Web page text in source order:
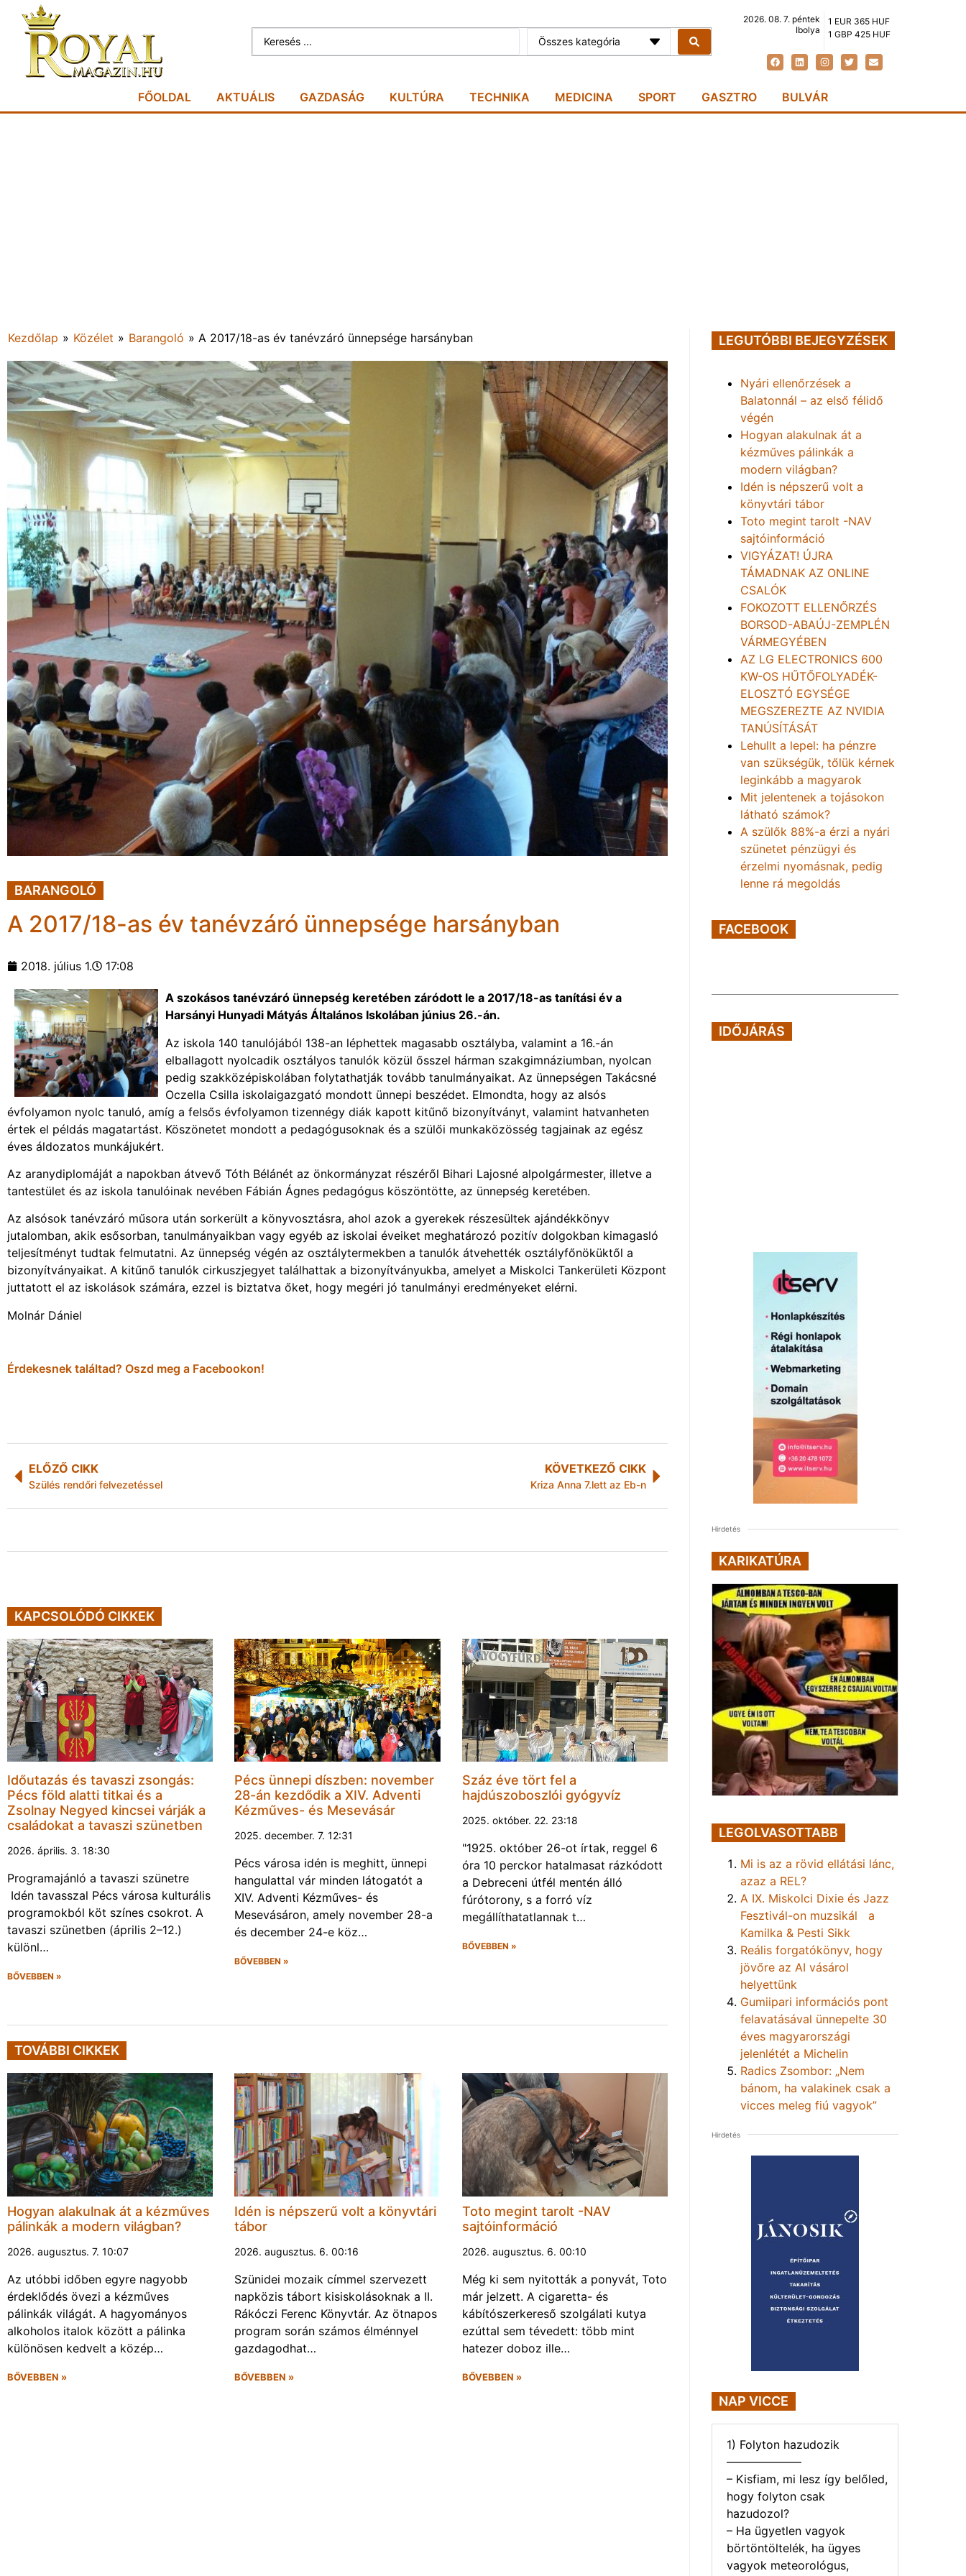
Összes kategória
2026. 08. 7. péntek
Ibolya
1 EUR 365 HUF
1 GBP 425 HUF
FŐOLDAL AKTUÁLIS GAZDASÁG KULTÚRA TECHNIKA MEDICINA SPORT GASZTRO BULVÁR
Kezdőlap » Közélet » Barangoló » A 2017/18-as év tanévzáró ünnepsége harsányban
BARANGOLÓ
A 2017/18-as év tanévzáró ünnepsége harsányban
2018. július 1. 17:08
A szokásos tanévzáró ünnepség keretében záródott le a 2017/18-as tanítási év a
Harsányi Hunyadi Mátyás Általános Iskolában június 26.-án.
Az iskola 140 tanulójából 138-an léphettek magasabb osztályba, valamint a 16.-án
elballagott nyolcadik osztályos tanulók közül ősszel hárman szakgimnáziumban, nyolcan
pedig szakközépiskolában folytathatják tovább tanulmányaikat. Az ünnepségen Takácsné
Oczella Csilla iskolaigazgató mondott ünnepi beszédet. Elmondta, hogy az alsós
évfolyamon nyolc tanuló, amíg a felsős évfolyamon tizennégy diák kapott kitűnő bizonyítványt, valamint hatvanheten
értek el példás magatartást. Köszönetet mondott a pedagógusoknak és a szülői munkaközösség tagjainak az egész
éves áldozatos munkájukért.
Az aranydiplomáját a napokban átvevő Tóth Bélánét az önkormányzat részéről Bihari Lajosné alpolgármester, illetve a
tantestület és az iskola tanulóinak nevében Fábián Ágnes pedagógus köszöntötte, az ünnepség keretében.
Az alsósok tanévzáró műsora után sorkerült a könyvosztásra, ahol azok a gyerekek részesültek ajándékkönyv
jutalomban, akik esősorban, tanulmányaikban vagy egyéb az iskolai éveiket meghatározó pozitív dolgokban kimagasló
teljesítményt tudtak felmutatni. Az ünnepség végén az osztálytermekben a tanulók átvehették osztályfőnöküktől a
bizonyítványaikat. A kitűnő tanulók cirkuszjegyet találhattak a bizonyítványukba, amelyet a Miskolci Tankerületi Központ
juttatott el az iskolások számára, ezzel is biztatva őket, hogy megéri jó tanulmányi eredményeket elérni.
Molnár Dániel
Érdekesnek találtad? Oszd meg a Facebookon!
ELŐZŐ CIKK
Szülés rendőri felvezetéssel
KÖVETKEZŐ CIKK
Kriza Anna 7.lett az Eb-n
KAPCSOLÓDÓ CIKKEK
Időutazás és tavaszi zsongás:
Pécs föld alatti titkai és a
Zsolnay Negyed kincsei várják a
családokat a tavaszi szünetben
2026. április. 3. 18:30
Programajánló a tavaszi szünetre
Idén tavasszal Pécs városa kulturális
programokból köt színes csokrot. A
tavaszi szünetben (április 2–12.)
különl…
BŐVEBBEN »
Pécs ünnepi díszben: november
28-án kezdődik a XIV. Adventi
Kézműves- és Mesevásár
2025. december. 7. 12:31
Pécs városa idén is meghitt, ünnepi
hangulattal vár minden látogatót a
XIV. Adventi Kézműves- és
Mesevásáron, amely november 28-a
és december 24-e köz…
BŐVEBBEN »
Száz éve tört fel a
hajdúszoboszlói gyógyvíz
2025. október. 22. 23:18
"1925. október 26-ot írtak, reggel 6
óra 10 perckor hatalmasat rázkódott
a Debreceni útfél mentén álló
fúrótorony, s a forró víz
megállíthatatlannak t…
BŐVEBBEN »
TOVÁBBI CIKKEK
Hogyan alakulnak át a kézműves
pálinkák a modern világban?
2026. augusztus. 7. 10:07
Az utóbbi időben egyre nagyobb
érdeklődés övezi a kézműves
pálinkák világát. A hagyományos
alkoholos italok között a pálinka
különösen kedvelt a közép…
BŐVEBBEN »
Idén is népszerű volt a könyvtári
tábor
2026. augusztus. 6. 00:16
Szünidei mozaik címmel szervezett
napközis tábort kisiskolásoknak a II.
Rákóczi Ferenc Könyvtár. Az ötnapos
program során számos élménnyel
gazdagodhat…
BŐVEBBEN »
Toto megint tarolt -NAV
sajtóinformáció
2026. augusztus. 6. 00:10
Még ki sem nyitották a ponyvát, Toto
már jelzett. A cigaretta- és
kábítószerkereső szolgálati kutya
ezúttal sem tévedett: több mint
hatezer doboz ille…
BŐVEBBEN »
LEGUTÓBBI BEJEGYZÉSEK
Nyári ellenőrzések a
Balatonnál – az első félidő
végén
Hogyan alakulnak át a
kézműves pálinkák a
modern világban?
Idén is népszerű volt a
könyvtári tábor
Toto megint tarolt -NAV
sajtóinformáció
VIGYÁZAT! ÚJRA
TÁMADNAK AZ ONLINE
CSALÓK
FOKOZOTT ELLENŐRZÉS
BORSOD-ABAÚJ-ZEMPLÉN
VÁRMEGYÉBEN
AZ LG ELECTRONICS 600
KW-OS HŰTŐFOLYADÉK-
ELOSZTÓ EGYSÉGE
MEGSZEREZTE AZ NVIDIA
TANÚSÍTÁSÁT
Lehullt a lepel: ha pénzre
van szükségük, tőlük kérnek
leginkább a magyarok
Mit jelentenek a tojásokon
látható számok?
A szülők 88%-a érzi a nyári
szünetet pénzügyi és
érzelmi nyomásnak, pedig
lenne rá megoldás
FACEBOOK
IDŐJÁRÁS
Hirdetés
KARIKATÚRA
LEGOLVASOTTABB
Mi is az a rövid ellátási lánc,
azaz a REL?
A IX. Miskolci Dixie és Jazz
Fesztivál-on muzsikál a
Kamilka & Pesti Sikk
Reális forgatókönyv, hogy
jövőre az AI vásárol
helyettünk
Gumiipari információs pont
felavatásával ünnepelte 30
éves magyarországi
jelenlétét a Michelin
Radics Zsombor: „Nem
bánom, ha valakinek csak a
vicces meleg fiú vagyok”
Hirdetés
NAP VICCE
1) Folyton hazudozik
——————–
– Kisfiam, mi lesz így belőled,
hogy folyton csak
hazudozol?
– Ha ügyetlen vagyok
börtöntöltelék, ha ügyes
vagyok meteorológus,